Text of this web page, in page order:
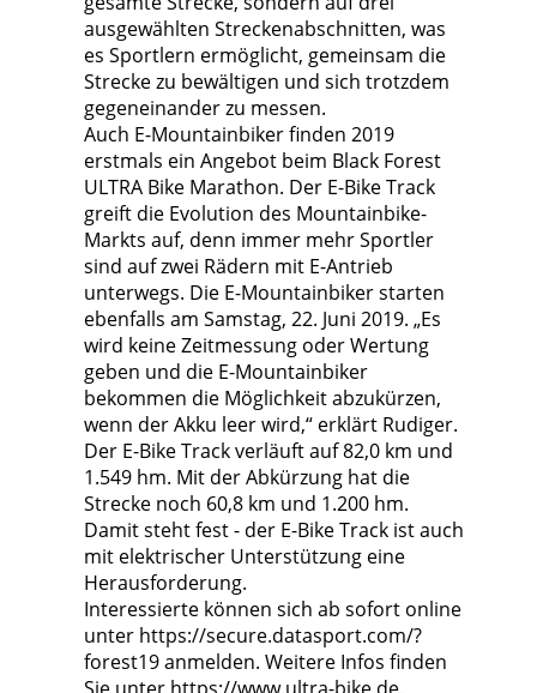
ausgewählten Streckenabschnitten, was
es Sportlern ermöglicht, gemeinsam die
Strecke zu bewältigen und sich trotzdem
gegeneinander zu messen.
Auch E-Mountainbiker finden 2019
erstmals ein Angebot beim Black Forest
ULTRA Bike Marathon. Der E-Bike Track
greift die Evolution des Mountainbike-
Markts auf, denn immer mehr Sportler
sind auf zwei Rädern mit E-Antrieb
unterwegs. Die E-Mountainbiker starten
ebenfalls am Samstag, 22. Juni 2019. „Es
wird keine Zeitmessung oder Wertung
geben und die E-Mountainbiker
bekommen die Möglichkeit abzukürzen,
wenn der Akku leer wird,“ erklärt Rudiger.
Der E-Bike Track verläuft auf 82,0 km und
1.549 hm. Mit der Abkürzung hat die
Strecke noch 60,8 km und 1.200 hm.
Damit steht fest - der E-Bike Track ist auch
mit elektrischer Unterstützung eine
Herausforderung.
Interessierte können sich ab sofort online
unter https://secure.datasport.com/?
forest19 anmelden. Weitere Infos finden